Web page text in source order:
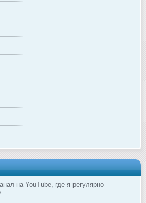
на YouTube, где я регулярно